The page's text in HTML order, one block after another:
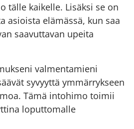
tälle kaikelle. Lisäksi se on
asioista elämässä, kun saa
saavuttavan upeita
valmentamieni
syvyyttä ymmärrykseen
Tämä intohimo toimii
loputtomalle